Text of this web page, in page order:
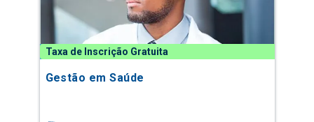
Taxa de Inscrição Gratuita
Gestão em Saúde